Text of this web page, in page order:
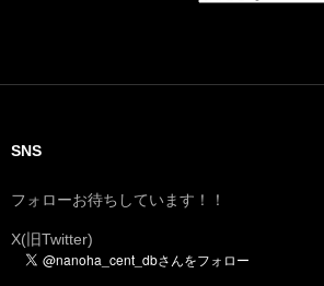
SNS
フォローお待ちしています！！
X(旧Twitter)